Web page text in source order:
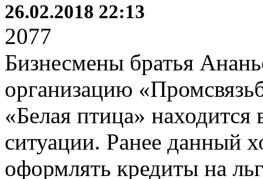
26.02.2018 22:13
2077
Бизнесмены братья
организацию
«Белая птица»
ситуации. Ранее данный
оформлять кредиты на